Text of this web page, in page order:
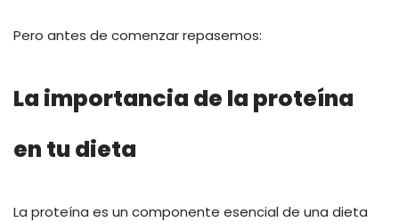
Pero antes de comenzar repasemos:
La importancia de la proteína
en tu dieta
La proteína es un componente esencial de una dieta